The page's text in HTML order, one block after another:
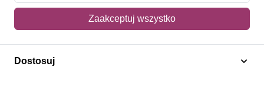
10,00 zł
Dodaj do koszyka
Zaakceptuj wszystko
Dostosuj